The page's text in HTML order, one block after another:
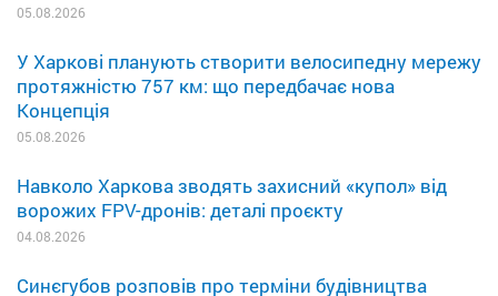
05.08.2026
У Харкові планують створити велосипедну мережу
протяжністю 757 км: що передбачає нова
Концепція
05.08.2026
Навколо Харкова зводять захисний «купол» від
ворожих FPV-дронів: деталі проєкту
04.08.2026
Синєгубов розповів про терміни будівництва